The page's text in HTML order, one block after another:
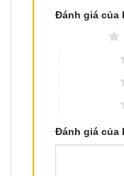
Đánh giá của
Đánh giá của